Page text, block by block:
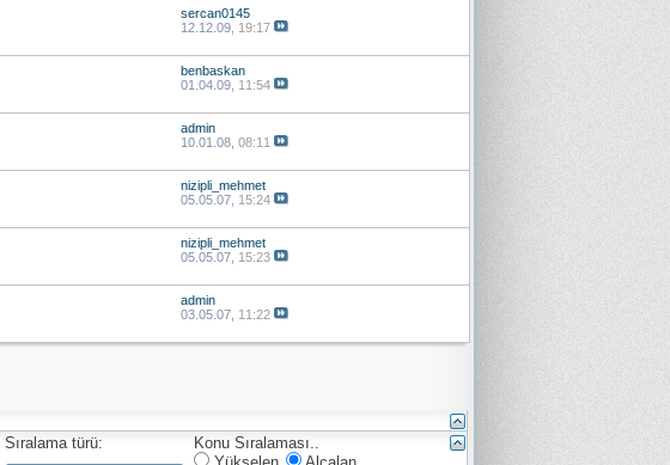
sercan0145
12.12.09, 19:17
benbaskan
01.04.09, 11:54
admin
10.01.08, 08:11
nizipli_mehmet
05.05.07, 15:24
nizipli_mehmet
05.05.07, 15:23
admin
03.05.07, 11:22
Sıralama türü:
Konu Sıralaması..